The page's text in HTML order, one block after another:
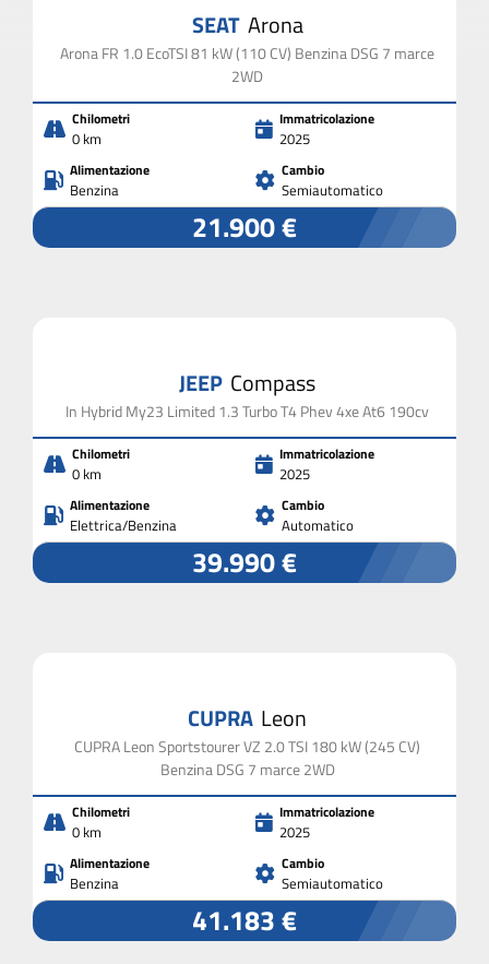
SEAT Arona
Arona FR 1.0 EcoTSI 81 kW (110 CV) Benzina DSG 7 marce
2WD
Chilometri
0 km
Immatricolazione
2025
Alimentazione
Benzina
Cambio
Semiautomatico
21.900 €
JEEP Compass
In Hybrid My23 Limited 1.3 Turbo T4 Phev 4xe At6 190cv
Chilometri
0 km
Immatricolazione
2025
Alimentazione
Elettrica/Benzina
Cambio
Automatico
39.990 €
CUPRA Leon
CUPRA Leon Sportstourer VZ 2.0 TSI 180 kW (245 CV)
Benzina DSG 7 marce 2WD
Chilometri
0 km
Immatricolazione
2025
Alimentazione
Benzina
Cambio
Semiautomatico
41.183 €